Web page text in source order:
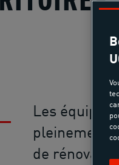
Les
pleinement
de